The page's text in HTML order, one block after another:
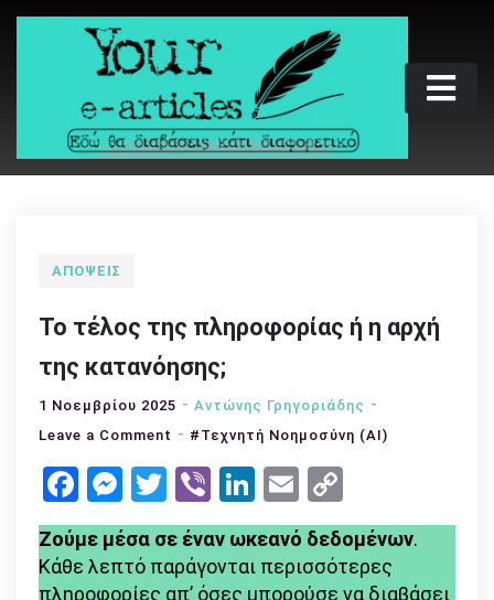
Skip
Your e-articles
Εδώ θα διαβάσεις κάτι διαφορετικό
ΑΠΌΨΕΙΣ
Το τέλος της πληροφορίας ή η αρχή
της κατανόησης;
1 Νοεμβρίου 2025
Αντώνης Γρηγοριάδης
Leave a Comment on
τέλος
πληροφορίας
ή
#Τεχνητή Νοημοσύνη (AI)
Facebook
Messenger
Twitter
ViberLinkedIn
Email
Link
Ζούμε μέσα σε έναν ωκεανό δεδομένων.
Κάθε λεπτό παράγονται περισσότερες
πληροφορίες απ’ όσες μπορούσε να διαβάσει